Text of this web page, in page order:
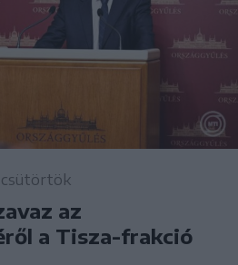
csütörtök
az
a Tisza-frakció